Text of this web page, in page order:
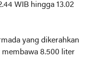
WIB hingga 13.02
yang dikerahkan
8.500 liter